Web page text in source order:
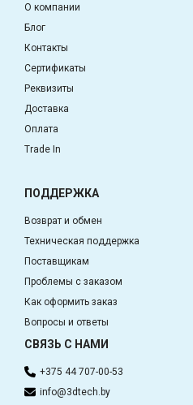
О компании
Блог
Контакты
Сертификаты
Реквизиты
Доставка
Оплата
Trade In
ПОДДЕРЖКА
Возврат и обмен
Техническая поддержка
Поставщикам
Проблемы с заказом
Как оформить заказ
Вопросы и ответы
СВЯЗЬ С НАМИ
+375 44 707-00-53
info@3dtech.by